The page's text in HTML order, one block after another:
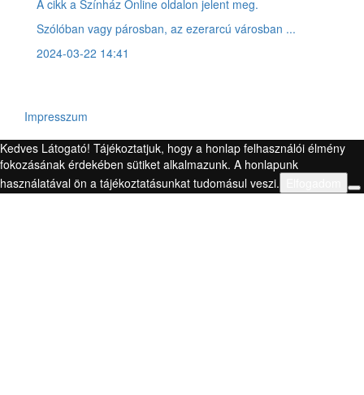
A cikk a Színház Online oldalon jelent meg.
Szólóban vagy párosban, az ezerarcú városban ...
2024-03-22 14:41
Impresszum
Kedves Látogató! Tájékoztatjuk, hogy a honlap felhasználói élmény
fokozásának érdekében sütiket alkalmazunk. A honlapunk
használatával ön a tájékoztatásunkat tudomásul veszi.